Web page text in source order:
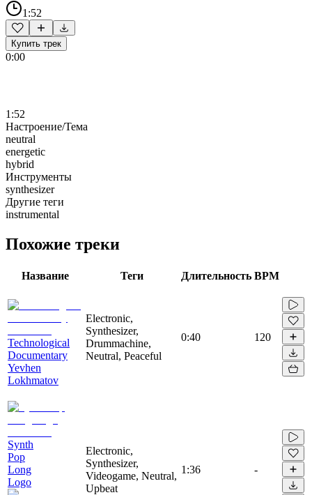
1:52
Купить трек
0:00
1:52
Настроение/Тема
neutral
energetic
hybrid
Инструменты
synthesizer
Другие теги
instrumental
Похожие треки
Название Теги Длительность BPM
Technological
Documentary
Yevhen
Lokhmatov
Electronic,
Synthesizer,
Drummachine,
Neutral, Peaceful
0:40 120
Synth
Pop
Long
Logo
Electronic,
Synthesizer,
Videogame, Neutral,
Upbeat
1:36 -